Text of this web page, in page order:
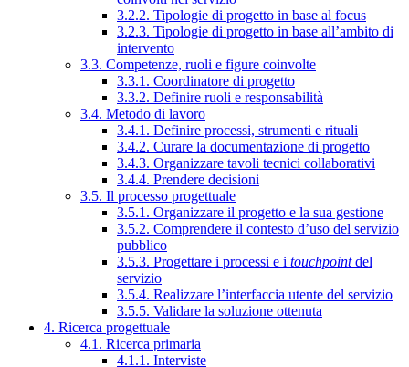
3.2.2. Tipologie di progetto in base al focus
3.2.3. Tipologie di progetto in base all’ambito di
intervento
3.3. Competenze, ruoli e figure coinvolte
3.3.1. Coordinatore di progetto
3.3.2. Definire ruoli e responsabilità
3.4. Metodo di lavoro
3.4.1. Definire processi, strumenti e rituali
3.4.2. Curare la documentazione di progetto
3.4.3. Organizzare tavoli tecnici collaborativi
3.4.4. Prendere decisioni
3.5. Il processo progettuale
3.5.1. Organizzare il progetto e la sua gestione
3.5.2. Comprendere il contesto d’uso del servizio
pubblico
3.5.3. Progettare i processi e i touchpointdel
servizio
3.5.4. Realizzare l’interfaccia utente del servizio
3.5.5. Validare la soluzione ottenuta
4. Ricerca progettuale
4.1. Ricerca primaria
4.1.1. Interviste